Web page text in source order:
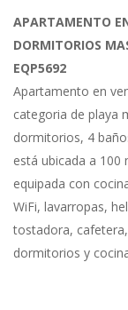
APARTAMENTO
DORMITORIOS
EQP5692
Apartamento en
categoria de playa
dormitorios, 4
está ubicada a 100
equipada con
WiFi, lavarropas,
tostadora,
dormitorios y